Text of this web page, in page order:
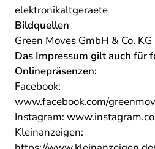
elektronikaltgeraete
Bildquellen
Green Moves GmbH & Co. KG
Das Impressum gilt auch für
Onlinepräsenzen:
Facebook:
www.facebook.com/
Instagram:
Kleinanzeigen: